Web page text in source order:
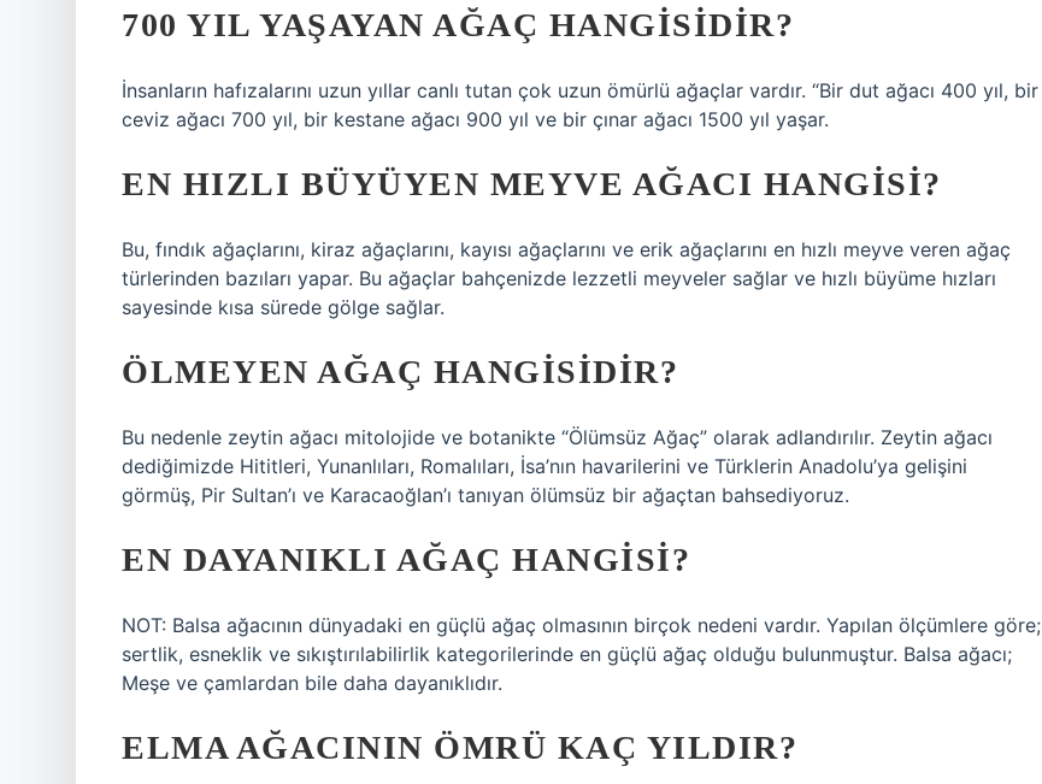
700 YIL YAŞAYAN AĞAÇ HANGISIDIR?
İnsanların hafızalarını uzun yıllar canlı tutan çok uzun ömürlü ağaçlar vardır. “Bir dut ağacı 400 yıl, bir
ceviz ağacı 700 yıl, bir kestane ağacı 900 yıl ve bir çınar ağacı 1500 yıl yaşar.
EN HIZLI BÜYÜYEN MEYVE AĞACI HANGISI?
Bu, fındık ağaçlarını, kiraz ağaçlarını, kayısı ağaçlarını ve erik ağaçlarını en hızlı meyve veren ağaç
türlerinden bazıları yapar. Bu ağaçlar bahçenizde lezzetli meyveler sağlar ve hızlı büyüme hızları
sayesinde kısa sürede gölge sağlar.
ÖLMEYEN AĞAÇ HANGISIDIR?
Bu nedenle zeytin ağacı mitolojide ve botanikte “Ölümsüz Ağaç” olarak adlandırılır. Zeytin ağacı
dediğimizde Hititleri, Yunanlıları, Romalıları, İsa’nın havarilerini ve Türklerin Anadolu’ya gelişini
görmüş, Pir Sultan’ı ve Karacaoğlan’ı tanıyan ölümsüz bir ağaçtan bahsediyoruz.
EN DAYANIKLI AĞAÇ HANGISI?
NOT: Balsa ağacının dünyadaki en güçlü ağaç olmasının birçok nedeni vardır. Yapılan ölçümlere göre;
sertlik, esneklik ve sıkıştırılabilirlik kategorilerinde en güçlü ağaç olduğu bulunmuştur. Balsa ağacı;
Meşe ve çamlardan bile daha dayanıklıdır.
ELMA AĞACININ ÖMRÜ KAÇ YILDIR?